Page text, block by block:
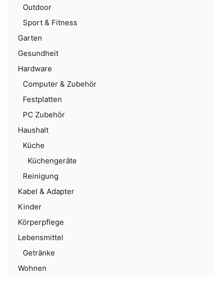
Outdoor
Sport & Fitness
Garten
Gesundheit
Hardware
Computer & Zubehör
Festplatten
PC Zubehör
Haushalt
Küche
Küchengeräte
Reinigung
Kabel & Adapter
Kinder
Körperpflege
Lebensmittel
Getränke
Wohnen